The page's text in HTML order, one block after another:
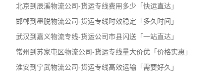
北京到辰溪物流公司-货运专线费用多少「快运直达」
邯郸到墨脱物流公司-货运专线时效稳定「多久时间」
武汉到嘉义物流专线-货运公司市县闪送「一站直达」
常州到苏家屯区物流公司-货运专线量大价优「价格实惠」
淮安到宁武物流公司-货运专线高效运输「需要好久」